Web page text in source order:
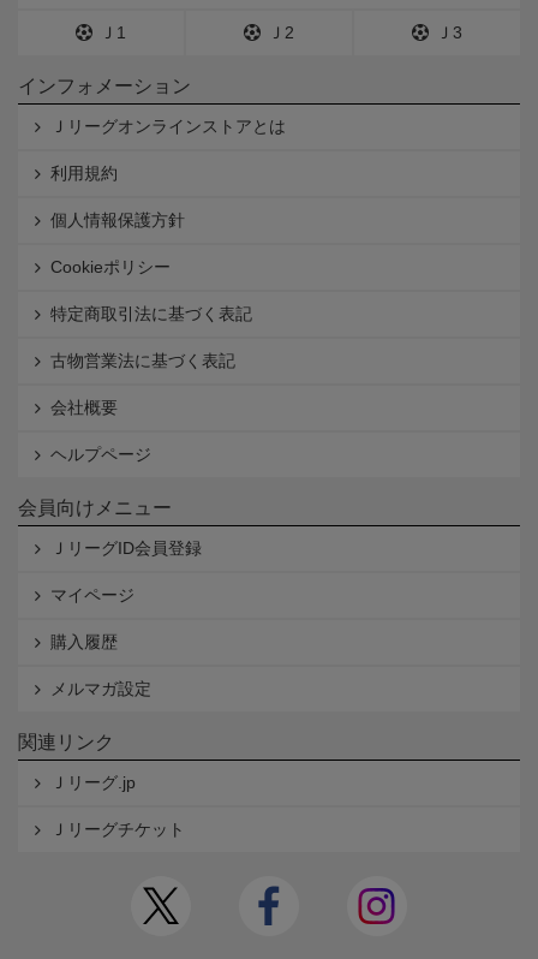
Ｊ1 Ｊ2 Ｊ3
インフォメーション
Ｊリーグオンラインストアとは
利用規約
個人情報保護方針
Cookieポリシー
特定商取引法に基づく表記
古物営業法に基づく表記
会社概要
ヘルプページ
会員向けメニュー
ＪリーグID会員登録
マイページ
購入履歴
メルマガ設定
関連リンク
Ｊリーグ.jp
Ｊリーグチケット